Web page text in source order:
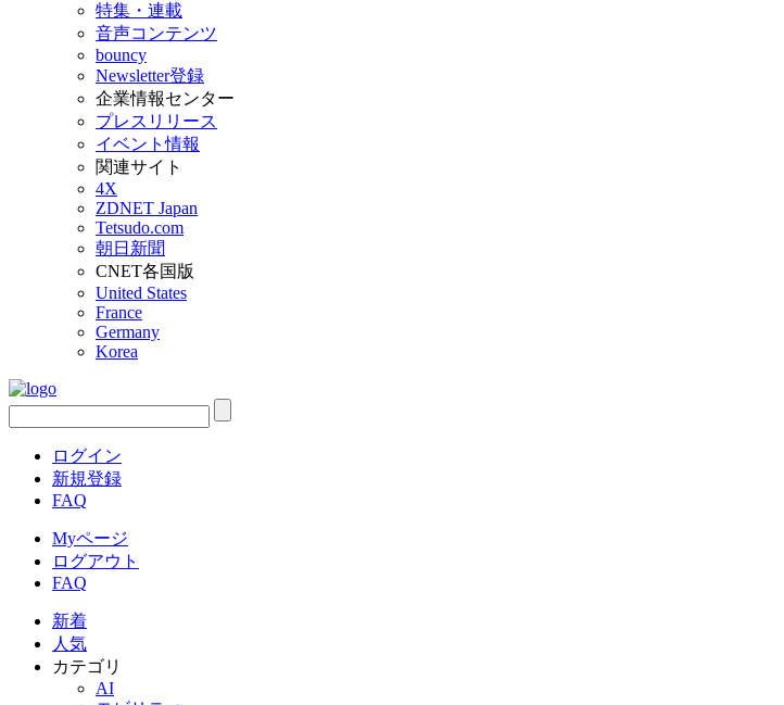
特集・連載
音声コンテンツ
bouncy
Newsletter登録
企業情報センター
プレスリリース
イベント情報
関連サイト
4X
ZDNET Japan
Tetsudo.com
朝日新聞
CNET各国版
United States
France
Germany
Korea
ログイン
新規登録
FAQ
Myページ
ログアウト
FAQ
新着
人気
カテゴリ
AI